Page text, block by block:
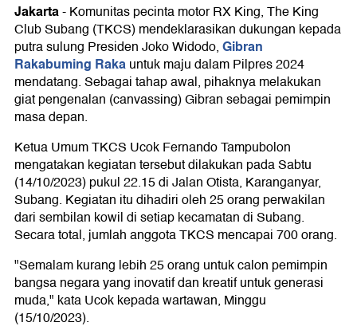
Jakarta-Komunitas pecinta motor RX King, The King
Club Subang (TKCS) mendeklarasikan dukungan kepada
putra sulung Presiden Joko Widodo,Gibran
Rakabuming Rakauntuk maju dalam Pilpres 2024
mendatang. Sebagai tahap awal, pihaknya melakukan
giat pengenalan (canvassing) Gibran sebagai pemimpin
masa depan.
Ketua Umum TKCS Ucok Fernando Tampubolon
mengatakan kegiatan tersebut dilakukan pada Sabtu
(14/10/2023) pukul 22.15 di Jalan Otista, Karanganyar,
Subang. Kegiatan itu dihadiri oleh 25 orang perwakilan
dari sembilan kowil di setiap kecamatan di Subang.
Secara total, jumlah anggota TKCS mencapai 700 orang.
"Semalam kurang lebih 25 orang untuk calon pemimpin
bangsa negara yang inovatif dan kreatif untuk generasi
muda," kata Ucok kepada wartawan, Minggu
(15/10/2023).